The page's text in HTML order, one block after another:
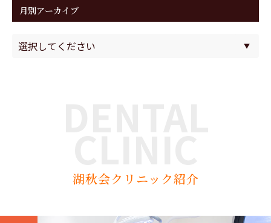
月別アーカイブ
湖秋会クリニック紹介